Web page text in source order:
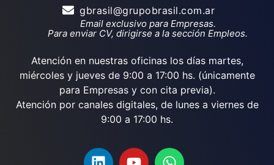
gbrasil@grupobrasil.com.ar
Email exclusivo para Empresas.
Para enviar CV, dirigirse a la sección Empleos.
Atención en nuestras oficinas los días martes,
miércoles y jueves de 9:00 a 17:00 hs. (únicamente
para Empresas y con cita previa).
Atención por canales digitales, de lunes a viernes de
9:00 a 17:00 hs.